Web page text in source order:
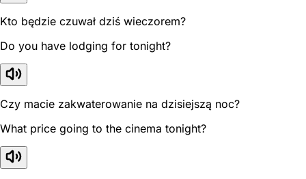
Kto będzie czuwał dziś wieczorem?
Do you have lodging for tonight?
Czy macie zakwaterowanie na dzisiejszą noc?
What price going to the cinema tonight?